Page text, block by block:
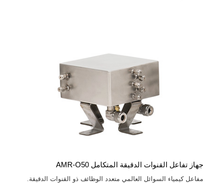
جهاز تفاعل القنوات الدقيقة المتكامل AMR-O50
مفاعل كيمياء السوائل العالمي متعدد الوظائف ذو القنوات الدقيقة.